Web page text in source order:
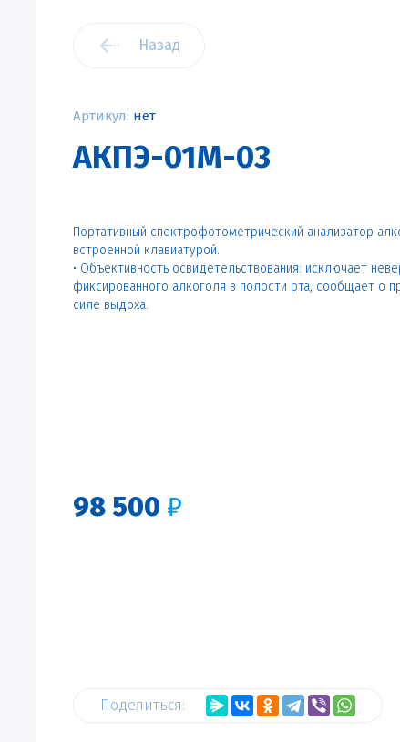
Назад
Артикул: нет
АКПЭ-01М-03
Портативный спектрофотометрический анализатор
встроенной клавиатурой.
• Объективность освидетельствования: исключает
фиксированного алкоголя в полости рта, сообщает о
силе выдоха.
98 500 ₽
Поделиться: